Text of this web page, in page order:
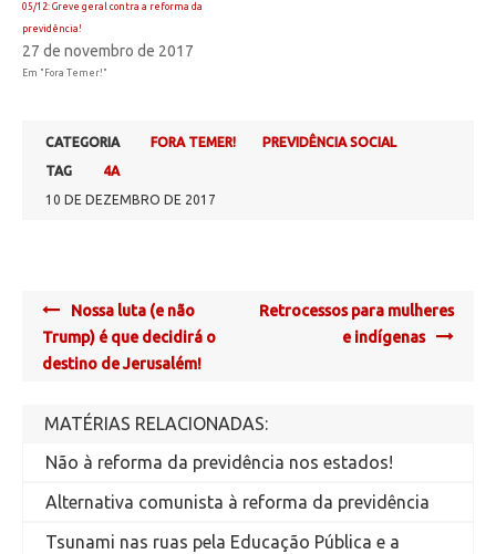
05/12: Greve geral contra a reforma da
previdência!
27 de novembro de 2017
Em "Fora Temer!"
CATEGORIA FORA TEMER!
PREVIDÊNCIA SOCIAL
TAG
4A
10 DE DEZEMBRO DE 2017
Post
navigation
Nossa luta (e não
Trump) é que decidirá o
destino de Jerusalém!
Retrocessos para mulheres
e indígenas
MATÉRIAS RELACIONADAS:
Não à reforma da previdência nos estados!
Alternativa comunista à reforma da previdência
Tsunami nas ruas pela Educação Pública e a